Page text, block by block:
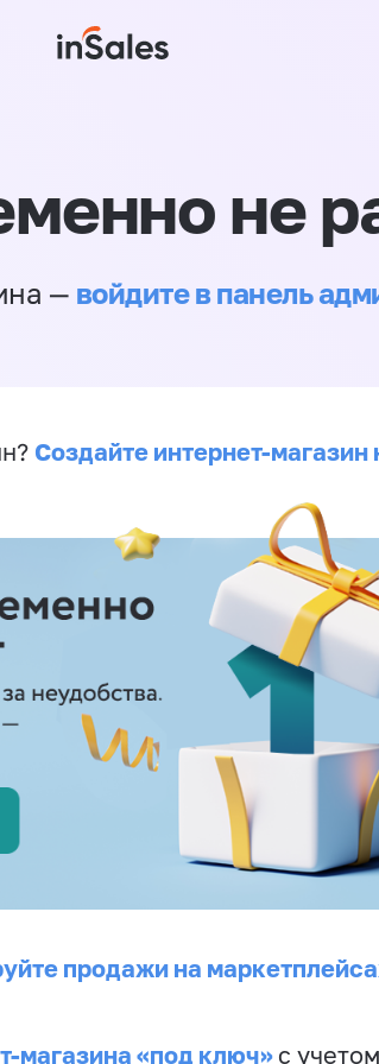
не
— войдите в панель
Создайте интернет-магазин
продажи на
магазина «под ключ» с учетом